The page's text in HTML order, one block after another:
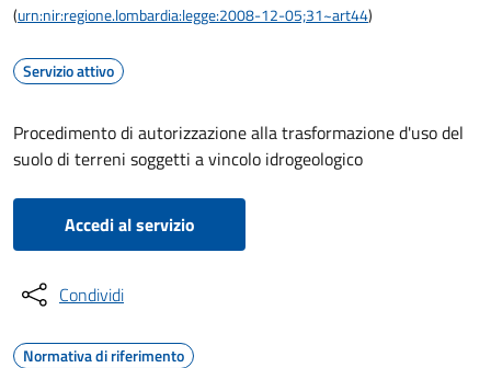
(urn:nir:regione.lombardia:legge:2008-12-05;31~art44)
Servizio attivo
Procedimento di autorizzazione alla trasformazione d'uso del
suolo di terreni soggetti a vincolo idrogeologico
Accedi al servizio
Condividi
Normativa di riferimento